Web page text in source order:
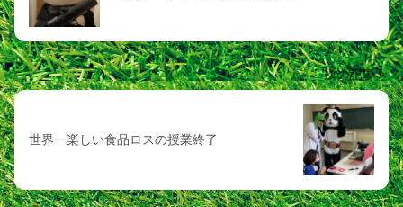
次の記事
世界一楽しい食品ロスの授業終了